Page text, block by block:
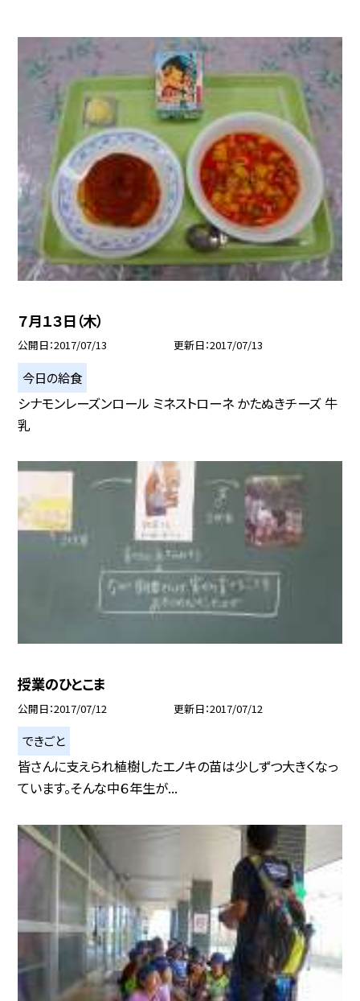
７月１３日（木）
公開日 2017/07/13 更新日 2017/07/13
今日の給食
シナモンレーズンロール ミネストローネ かたぬきチーズ 牛
乳
授業のひとこま
公開日 2017/07/12 更新日 2017/07/12
できごと
皆さんに支えられ植樹したエノキの苗は少しずつ大きくなっ
ています。そんな中６年生が...